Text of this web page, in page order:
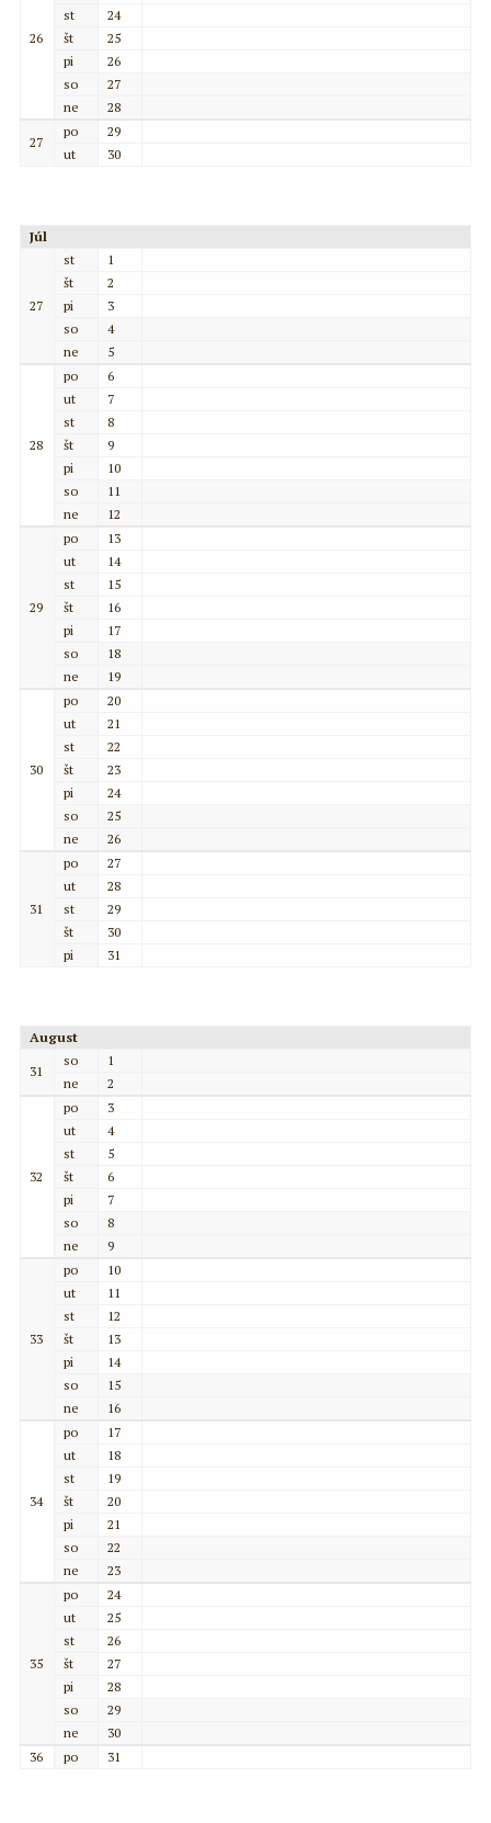
26
st
24
št
25
pi
26
so
27
ne
28
27
po
29
ut
30
Júl
27
st
1
št
2
pi
3
so
4
ne
5
28
po
6
ut
7
st
8
št
9
pi
10
so
11
ne
12
29
po
13
ut
14
st
15
št
16
pi
17
so
18
ne
19
30
po
20
ut
21
st
22
št
23
pi
24
so
25
ne
26
31
po
27
ut
28
st
29
št
30
pi
31
August
31
so
1
ne
2
32
po
3
ut
4
st
5
št
6
pi
7
so
8
ne
9
33
po
10
ut
11
st
12
št
13
pi
14
so
15
ne
16
34
po
17
ut
18
st
19
št
20
pi
21
so
22
ne
23
35
po
24
ut
25
st
26
št
27
pi
28
so
29
ne
30
36
po 31